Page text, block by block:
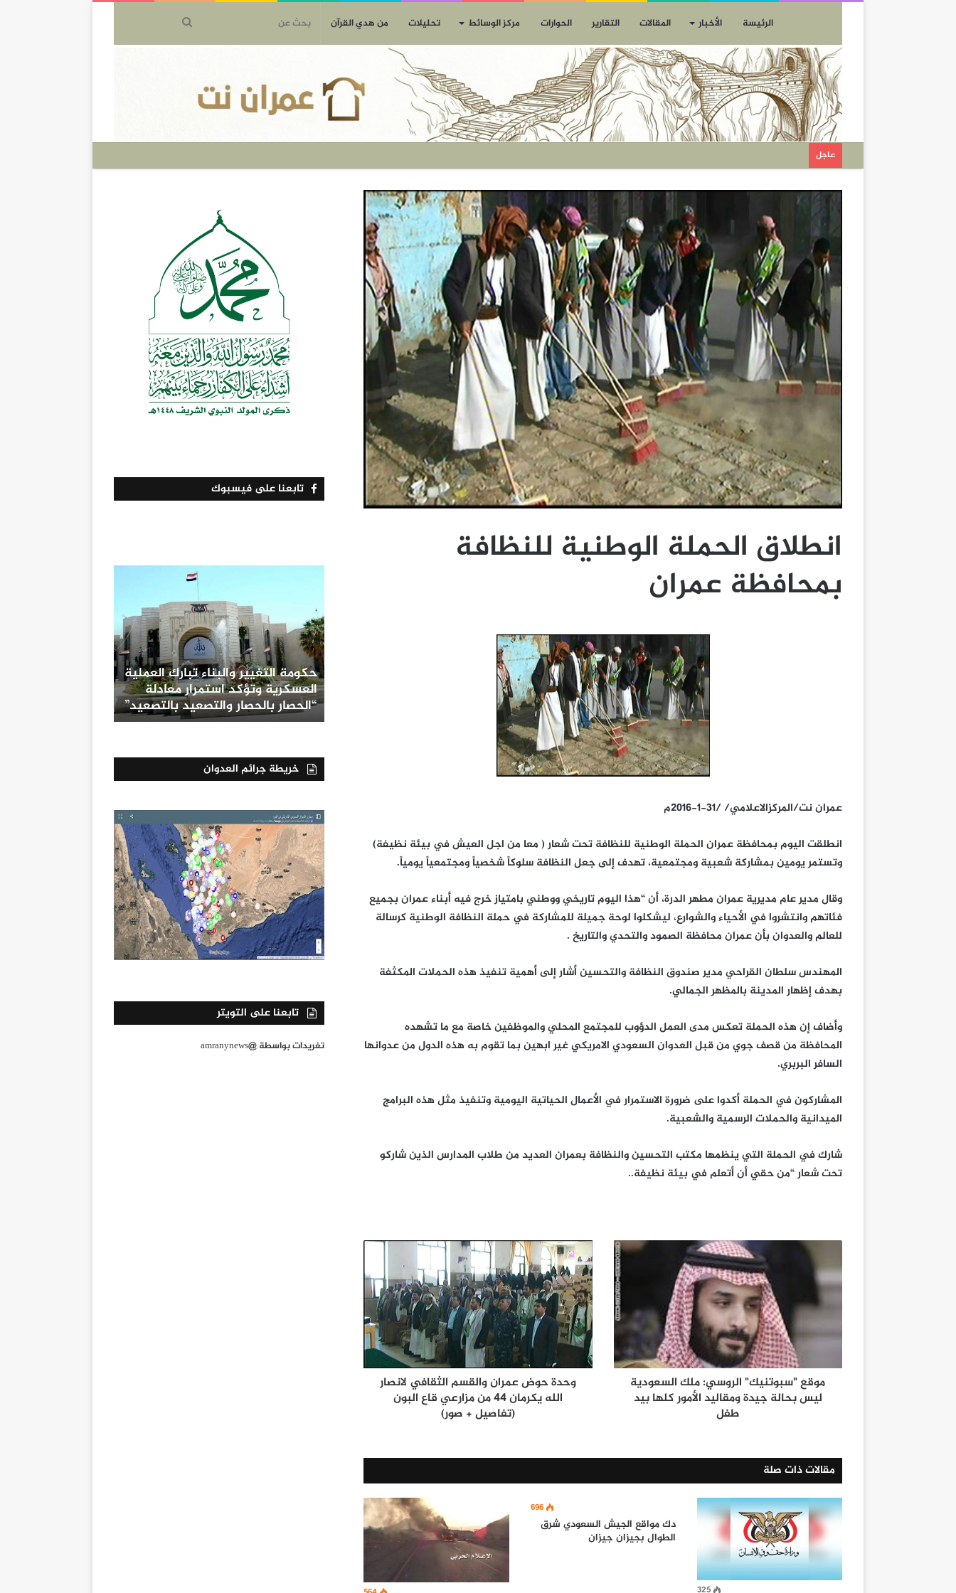
الرئيسة الأخبار المقالات التقارير الحوارات مركز الوسائط تحليلات من هدي القرآن
عاجل
انطلاق الحملة الوطنية للنظافة
بمحافظة عمران
عمران نت/المركزالاعلامي/ /31-1-2016م
انطلقت اليوم بمحافظة عمران الحملة الوطنية للنظافة تحت شعار ( معا من اجل العيش في بيئة نظيفة)
وتستمر يومين بمشاركة شعبية ومجتمعية، تهدف إلى جعل النظافة سلوكاً شخصياً ومجتمعياً يومياً.
وقال مدير عام مديرية عمران مطهر الدرة، أن “هذا اليوم تاريخي ووطني بامتياز خرج فيه أبناء عمران بجميع
فئاتهم وانتشروا في الأحياء والشوارع، ليشكلوا لوحة جميلة للمشاركة في حملة النظافة الوطنية كرسالة
للعالم والعدوان بأن عمران محافظة الصمود والتحدي والتاريخ .
المهندس سلطان القراحي مدير صندوق النظافة والتحسين أشار إلى أهمية تنفيذ هذه الحملات المكثفة
بهدف إظهار المدينة بالمظهر الجمالي.
وأضاف إن هذه الحملة تعكس مدى العمل الدؤوب للمجتمع المحلي والموظفين خاصة مع ما تشهده
المحافظة من قصف جوي من قبل العدوان السعودي الامريكي غير ابهين بما تقوم به هذه الدول من عدوانها
السافر البربري.
المشاركون في الحملة أكدوا على ضرورة الاستمرار في الأعمال الحياتية اليومية وتنفيذ مثل هذه البرامج
الميدانية والحملات الرسمية والشعبية.
شارك في الحملة التي ينظمها مكتب التحسين والنظافة بعمران العديد من طلاب المدارس الذين شاركو
تحت شعار “من حقي أن أتعلم في بيئة نظيفة..
موقع "سبوتنيك" الروسي: ملك السعودية
ليس بحالة جيدة ومقاليد الأمور كلها بيد
طفل
وحدة حوض عمران والقسم الثقافي لانصار
الله يكرمان 44 من مزارعي قاع البون
(تفاصيل + صور)
مقالات ذات صلة
325
696
دك مواقع الجيش السعودي شرق
الطوال بجيزان جيزان
تابعنا على فيسبوك
حكومة التغيير والبناء تبارك العملية
العسكرية وتؤكد استمرار معادلة
“الحصار بالحصار والتصعيد بالتصعيد”
خريطة جرائم العدوان
تابعنا على التويتر
تغريدات بواسطة @amranynews